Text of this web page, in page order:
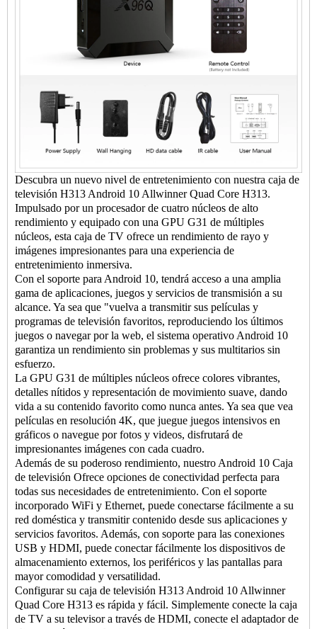
Descubra un nuevo nivel de entretenimiento con nuestra caja de
televisión H313 Android 10 Allwinner Quad Core H313.
Impulsado por un procesador de cuatro núcleos de alto
rendimiento y equipado con una GPU G31 de múltiples
núcleos, esta caja de TV ofrece un rendimiento de rayo y
imágenes impresionantes para una experiencia de
entretenimiento inmersiva.
Con el soporte para Android 10, tendrá acceso a una amplia
gama de aplicaciones, juegos y servicios de transmisión a su
alcance. Ya sea que "vuelva a transmitir sus películas y
programas de televisión favoritos, reproduciendo los últimos
juegos o navegar por la web, el sistema operativo Android 10
garantiza un rendimiento sin problemas y sus multitarios sin
esfuerzo.
La GPU G31 de múltiples núcleos ofrece colores vibrantes,
detalles nítidos y representación de movimiento suave, dando
vida a su contenido favorito como nunca antes. Ya sea que vea
películas en resolución 4K, que juegue juegos intensivos en
gráficos o navegue por fotos y videos, disfrutará de
impresionantes imágenes con cada cuadro.
Además de su poderoso rendimiento, nuestro Android 10 Caja
de televisión Ofrece opciones de conectividad perfecta para
todas sus necesidades de entretenimiento. Con el soporte
incorporado WiFi y Ethernet, puede conectarse fácilmente a su
red doméstica y transmitir contenido desde sus aplicaciones y
servicios favoritos. Además, con soporte para las conexiones
USB y HDMI, puede conectar fácilmente los dispositivos de
almacenamiento externos, los periféricos y las pantallas para
mayor comodidad y versatilidad.
Configurar su caja de televisión H313 Android 10 Allwinner
Quad Core H313 es rápida y fácil. Simplemente conecte la caja
de TV a su televisor a través de HDMI, conecte el adaptador de